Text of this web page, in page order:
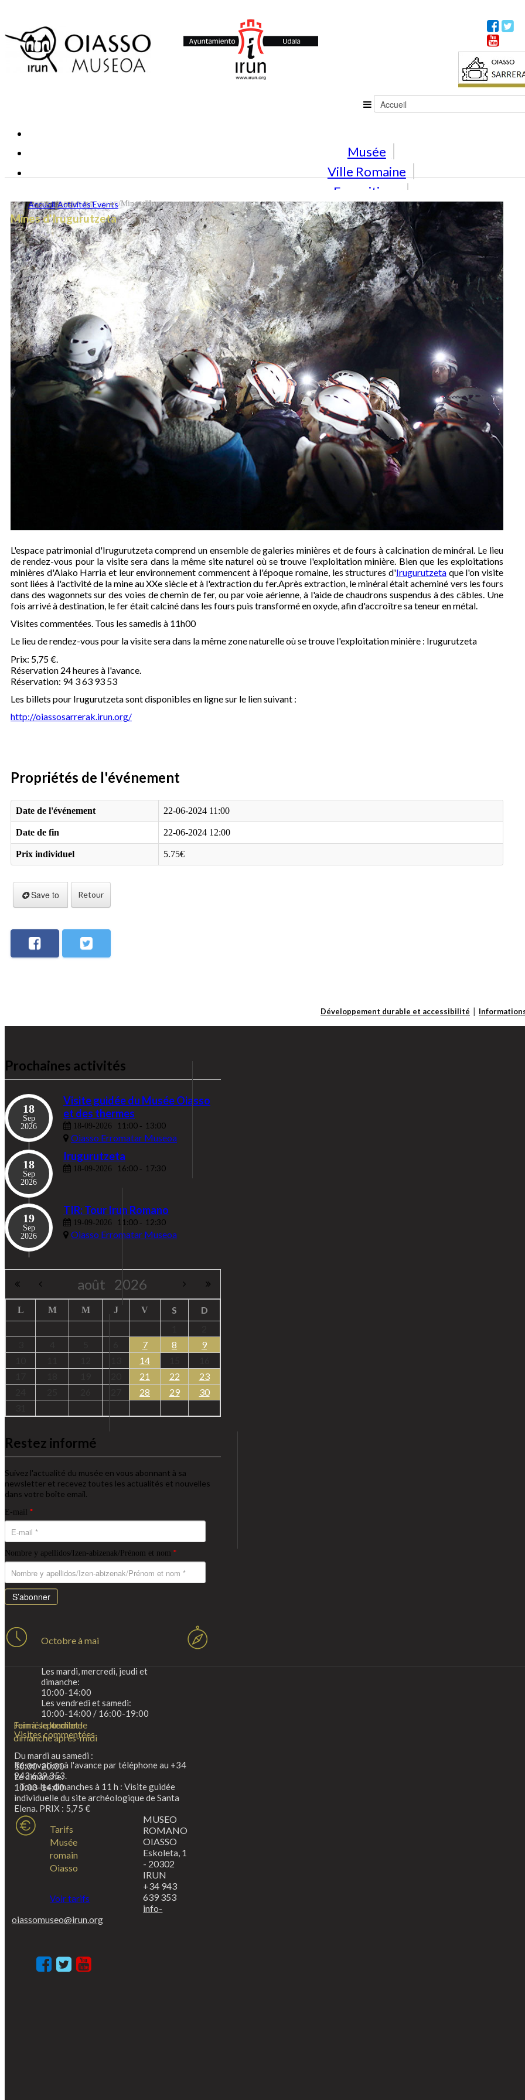
Musée
Ville Romaine
Expositions
Activités
En famille
Éducation
Infos pratiques
Accueil/Activités Events/Mines d'Irugurutzeta
Mines d'Irugurutzeta
L'espace patrimonial d'Irugurutzeta comprend un ensemble de galeries minières et de fours à calcination de minéral. Le lieu
de rendez-vous pour la visite sera dans la même site naturel où se trouve l'exploitation minière. Bien que les exploitations
minières d'Aiako Harria et leur environnement commencent à l'époque romaine, les structures d'Irugurutzeta que l'on visite
sont liées à l'activité de la mine au XXe siècle et à l'extraction du fer.Après extraction, le minéral était acheminé vers les fours
dans des wagonnets sur des voies de chemin de fer, ou par voie aérienne, à l'aide de chaudrons suspendus à des câbles. Une
fois arrivé à destination, le fer était calciné dans les fours puis transformé en oxyde, afin d'accroître sa teneur en métal.
Visites commentées. Tous les samedis à 11h00
Le lieu de rendez-vous pour la visite sera dans la même zone naturelle où se trouve l'exploitation minière : Irugurutzeta
Prix: 5,75 €.
Réservation 24 heures à l'avance.
Réservation: 94 3 63 93 53
Les billets pour Irugurutzeta sont disponibles en ligne sur le lien suivant :
http://oiassosarrerak.irun.org/
Propriétés de l'événement
Date de l'événement 22-06-2024 11:00
Date de fin 22-06-2024 12:00
Prix individuel 5.75€
Save to Retour
Prochaines activités
18
Sep
2026
Visite guidée du Musée Oiasso
et des thermes
18-09-2026 11:00 - 13:00
Oiasso Erromatar Museoa
18
Sep
2026
Irugurutzeta
18-09-2026 16:00 - 17:30
19
Sep
2026
TIR: Tour Irun Romano
19-09-2026 11:00 - 12:30
Oiasso Erromatar Museoa
août 2026
L M M J V S
D
7 8
9
14
21 22
23
28 29
30
Restez informé
Suivez l'actualité du musée en vous abonnant à sa
newsletter et recevez toutes les actualités et nouvelles
dans votre boîte email.
E-mail *
Nombre y apellidos/Izen-abizenak/Prénom et nom *
S’abonner
Développement durable et accessibilité
Octobre à mai
Les mardi, mercredi, jeudi et
dimanche:
10:00-14:00
Les vendredi et samedi:
10:00-14:00 / 16:00-19:00
Juin à septembre
Du mardi au samedi :
10:00-20:00
Le dimanche:
10:00-14:00
Fermé le lundi et le
dimanche après-midi
Visites commentées
Réservation à l'avance par téléphone au +34
943 639 353.
Tous les dimanches à 11 h : Visite guidée
individuelle du site archéologique de Santa
Elena. PRIX : 5,75 €
Tarifs
Musée
romain
Oiasso
Voir tarifs
MUSEO
ROMANO
OIASSO
Eskoleta, 1
- 20302
IRUN
+34 943
639 353
info-
oiassomuseo@irun.org